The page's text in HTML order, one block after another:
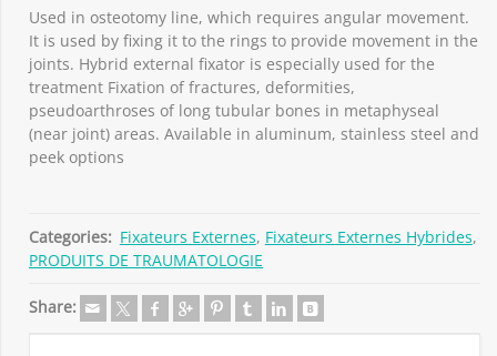
Used in osteotomy line, which requires angular movement.
It is used by fixing it to the rings to provide movement in the
joints. Hybrid external fixator is especially used for the
treatment Fixation of fractures, deformities,
pseudoarthroses of long tubular bones in metaphyseal
(near joint) areas. Available in aluminum, stainless steel and
peek options
Categories: Fixateurs Externes, Fixateurs Externes Hybrides,
PRODUITS DE TRAUMATOLOGIE
Share: